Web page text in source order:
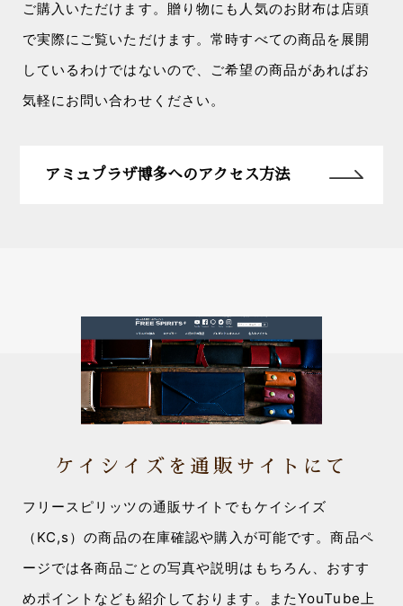
ご購入いただけます。贈り物にも人気のお財布は店頭
で実際にご覧いただけます。常時すべての商品を展開
しているわけではないので、ご希望の商品があればお
気軽にお問い合わせください。
アミュプラザ博多へのアクセス方法
ケイシイズを通販サイトにて
フリースピリッツの通販サイトでもケイシイズ
（KC,s）の商品の在庫確認や購入が可能です。商品ペ
ージでは各商品ごとの写真や説明はもちろん、おすす
めポイントなども紹介しております。またYouTube上